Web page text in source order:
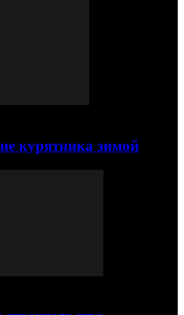
курятника зимой